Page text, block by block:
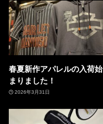
春夏新作アパレルの入荷始
まりました！
2026年3月31日